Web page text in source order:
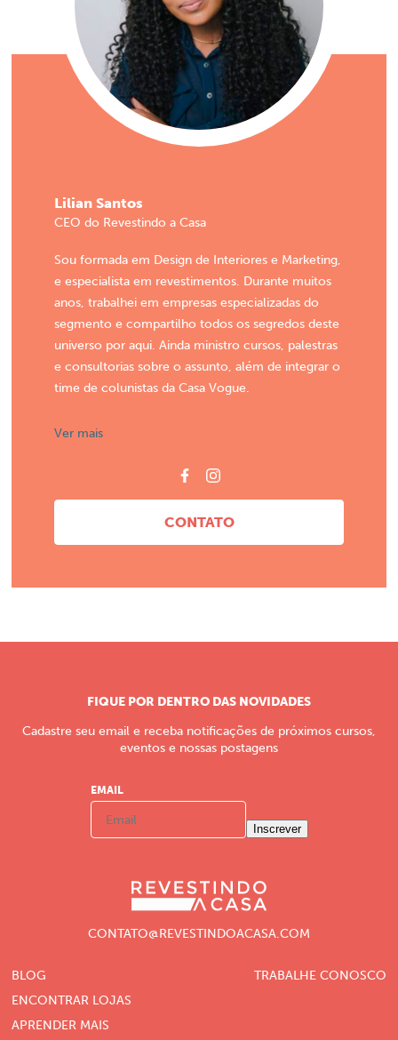
Lilian Santos
CEO do Revestindo a Casa
Sou formada em Design de Interiores e Marketing,
e especialista em revestimentos. Durante muitos
anos, trabalhei em empresas especializadas do
segmento e compartilho todos os segredos deste
universo por aqui. Ainda ministro cursos, palestras
e consultorias sobre o assunto, além de integrar o
time de colunistas da Casa Vogue.
Ver mais
CONTATO
FIQUE POR DENTRO DAS NOVIDADES
Cadastre seu email e receba notificações de próximos cursos,
eventos e nossas postagens
EMAIL
Inscrever
CONTATO@REVESTINDOACASA.COM
BLOG
ENCONTRAR LOJAS
APRENDER MAIS
TRABALHE CONOSCO